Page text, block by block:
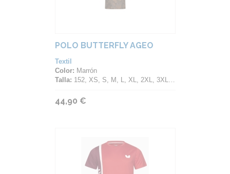
POLO BUTTERFLY AGEO
Textil
Color: Marrón
Talla: 152, XS, S, M, L, XL, 2XL, 3XL, 4XL
44,90 €